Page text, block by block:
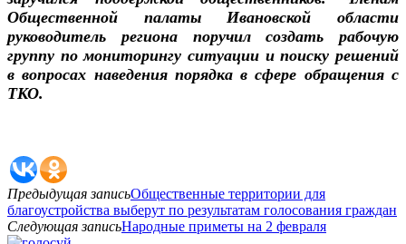
Общественной палаты Ивановской области
руководитель региона поручил создать рабочую
группу по мониторингу ситуации и поиску решений
в вопросах наведения порядка в сфере обращения с
ТКО.
Предыдущая записьОбщественные территории для
благоустройства выберут по результатам голосования граждан
Следующая записьНародные приметы на 2 февраля